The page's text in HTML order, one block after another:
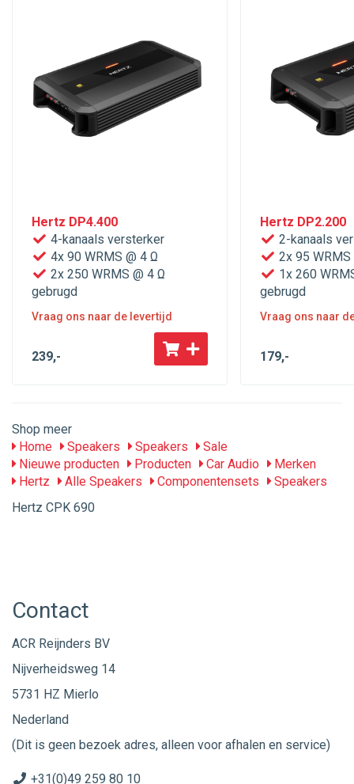
Hertz DP4.400
4-kanaals versterker
4x 90 WRMS @ 4 Ω
2x 250 WRMS @ 4 Ω
gebrugd
Vraag ons naar de levertijd
239,-
Hertz DP2.200
2-kanaals
2x 95 WRMS
1x 260
gebrugd
Vraag ons naar
179,-
Shop meer
Home
Speakers Speakers
Sale
Nieuwe producten
Producten Car Audio
Merken
Hertz
Alle Speakers Componentensets
Speakers
Hertz CPK 690
Contact
ACR Reijnders BV
Nijverheidsweg 14
5731 HZ Mierlo
Nederland
(Dit is geen bezoek adres, alleen voor afhalen en service)
+31(0)49 259 80 10